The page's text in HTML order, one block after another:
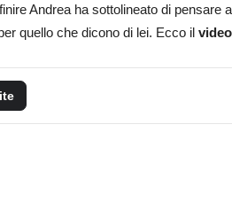
Andrea ha sottolineato di pensare a
quello che dicono di lei. Ecco il